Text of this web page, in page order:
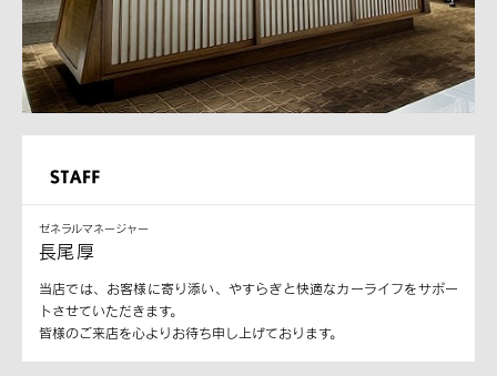
ゼネラルマネージャー
長尾 厚
当店では、お客様に寄り添い、やすらぎと快適なカーライフをサポー
トさせていただきます。
皆様のご来店を心よりお待ち申し上げております。